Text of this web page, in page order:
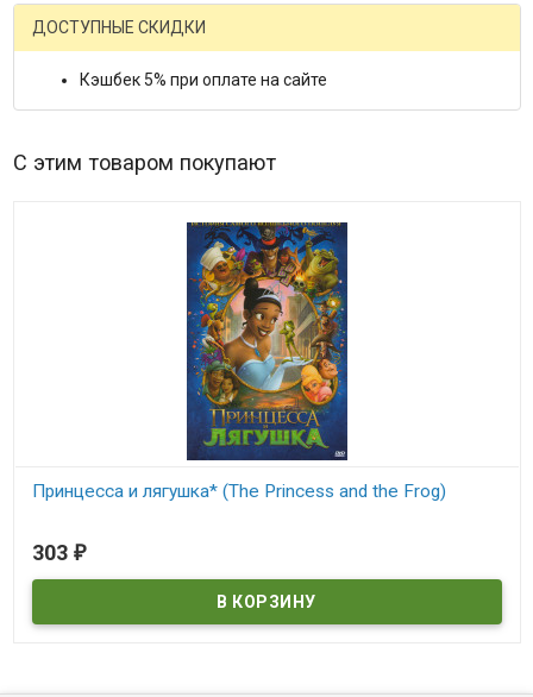
ДОСТУПНЫЕ СКИДКИ
Кэшбек 5% при оплате на сайте
С этим товаром покупают
Принцесса и лягушка* (The Princess and the Frog)
303 ₽